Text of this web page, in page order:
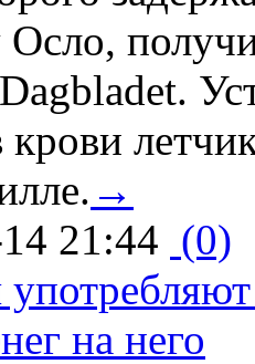
Осло,
крови
→
21:44 (0)
на него